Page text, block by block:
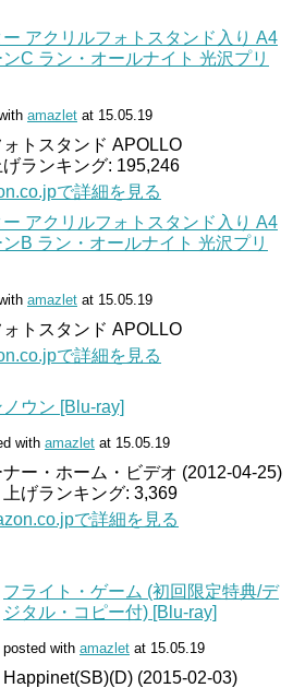
ー アクリルフォトスタンド入り A4
C ラン・オールナイト 光沢プリ
amazlet at 15.05.19
トスタンド APOLLO
ランキング: 195,246
で詳細を見る
ー アクリルフォトスタンド入り A4
B ラン・オールナイト 光沢プリ
amazlet at 15.05.19
トスタンド APOLLO
で詳細を見る
ウン [Blu-ray]
with amazlet at 15.05.19
ナー・ホーム・ビデオ (2012-04-25)
げランキング: 3,369
で詳細を見る
フライト・ゲーム (初回限定特典/デ
ジタル・コピー付) [Blu-ray]
posted with amazlet at 15.05.19
Happinet(SB)(D) (2015-02-03)